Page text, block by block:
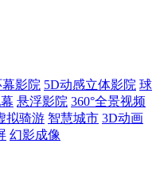
幕影院 5D动感立体影院 球
悬浮影院 360°全景视频
拟骑游 智慧城市 3D动画
幻影成像